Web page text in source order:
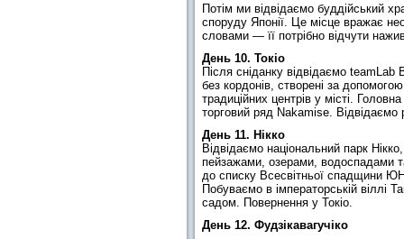
Потім ми відвідаємо буддійський
споруду Японії. Це місце вражає
словами — її потрібно відчути
День 10. Токіо
Після сніданку відвідаємо
без кордонів, створені за
традиційних центрів у місті.
торговий ряд Nakamise.
День 11. Нікко
Відвідаємо національний парк
пейзажами, озерами, водоспадами
до списку Всесвітньої спадщини
Побуваємо в імператорській віллі
садом. Повернення у Токіо.
День 12. Фудзікавагучіко